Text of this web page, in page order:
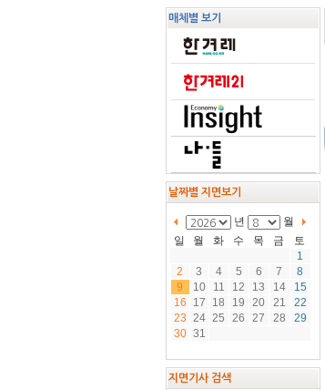
매체별 보기
날짜별 지면보기
년
월
일
월 화 수 목 금
토
1
2
3 4 5 6 7
8
9
10 11 12 13 14
15
16
17 18 19 20 21
22
23 24 25 26 27 28
29
30 31
지면기사 검색
본
문